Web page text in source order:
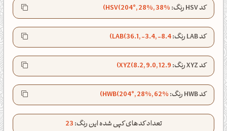
کد HSV رنگ: HSV(204°, 28%, 38%)
کد LAB رنگ: LAB(36.1, -3.4, -8.4)
کد XYZ رنگ: XYZ(8.2, 9.0, 12.9)
کد HWB رنگ: HWB(204°, 28%, 62%)
تعداد کدهای کپی شده این رنگ:23
صبحت بخیر❤️
کپل‌آرت رو دنبال کن!
کانال تلگرام
اینستاگرام
کانال ایــتا
کانال بلـــه
اَپ اندروید اَپ ویندوز